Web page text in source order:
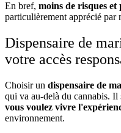
En bref, moins de risques
particulièrement apprécié par
Dispensaire de
votre accès
Choisir un dispensaire de
qui va au-delà du cannabis.
vous voulez vivre
environnement.